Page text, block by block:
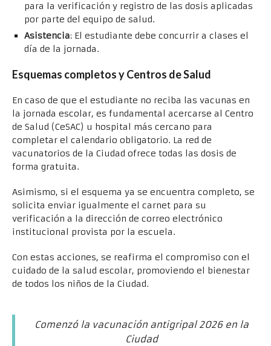
para la verificación y registro de las dosis aplicadas
por parte del equipo de salud.
Asistencia: El estudiante debe concurrir a clases el
día de la jornada.
Esquemas completos y Centros de Salud
En caso de que el estudiante no reciba las vacunas en
la jornada escolar, es fundamental acercarse al Centro
de Salud (CeSAC) u hospital más cercano para
completar el calendario obligatorio. La red de
vacunatorios de la Ciudad ofrece todas las dosis de
forma gratuita.
Asimismo, si el esquema ya se encuentra completo, se
solicita enviar igualmente el carnet para su
verificación a la dirección de correo electrónico
institucional provista por la escuela.
Con estas acciones, se reafirma el compromiso con el
cuidado de la salud escolar, promoviendo el bienestar
de todos los niños de la Ciudad.
Comenzó la vacunación antigripal 2026 en la
Ciudad